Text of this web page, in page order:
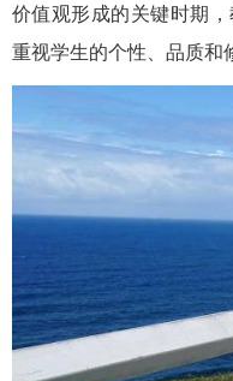
价值观形成的关键时期，
重视学生的个性、品质和